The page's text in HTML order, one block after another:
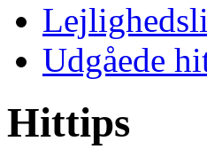
Udgåede
Hittips